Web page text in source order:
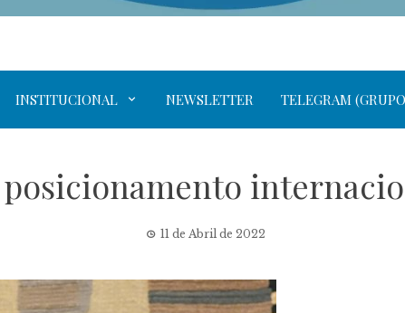
INSTITUCIONAL NEWSLETTER TELEGRAM
posicionamento
11 de Abril de 2022